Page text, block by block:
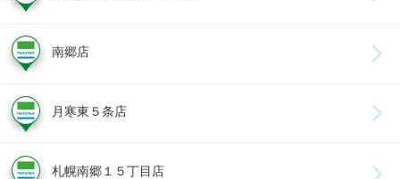
南郷店
月寒東５条店
札幌南郷１５丁目店